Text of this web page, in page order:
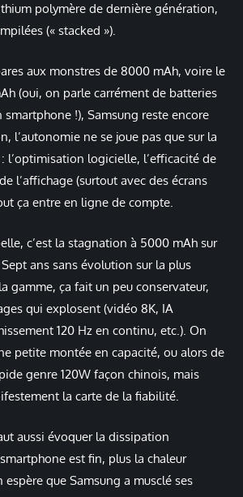
polymère de dernière génération,
(« stacked »).
aux monstres de 8000 mAh, voire le
(oui, on parle carrément de batteries
!), Samsung reste encore
l’autonomie ne se joue pas que sur la
l’optimisation logicielle, l’efficacité de
l’affichage (surtout avec des écrans
ça entre en ligne de compte.
c’est la stagnation à 5000 mAh sur
ans sans évolution sur la plus
gamme, ça fait un peu conservateur,
qui explosent (vidéo 8K, IA
120 Hz en continu, etc.). On
petite montée en capacité, ou alors de
genre 120W façon chinois, mais
la carte de la fiabilité.
aussi évoquer la dissipation
est fin, plus la chaleur
espère que Samsung a musclé ses